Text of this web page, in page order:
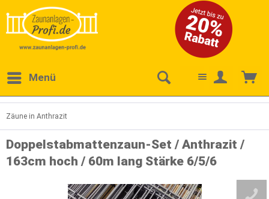
Menü
Zäune in Anthrazit
Doppelstabmattenzaun-Set / Anthrazit /
163cm hoch / 60m lang Stärke 6/5/6